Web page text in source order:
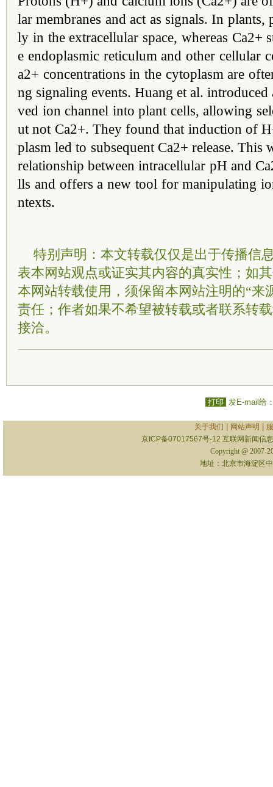
lar membranes and act as signals. In plants,
ly in the extracellular space, whereas Ca2+
e endoplasmic reticulum and other cellular
a2+ concentrations in the cytoplasm are
ng signaling events. Huang et al.
ved ion channel into plant cells, allowing
ut not Ca2+. They found that induction of
plasm led to subsequent Ca2+ release. This
relationship between intracellular pH and
lls and offers a new tool for manipulating
ntexts.
特别声明：本文转载仅仅是出于传播信
表本网站观点或证实其内容的真实性；如
本网站转载使用，须保留本网站注明的“来
责任；作者如果不希望被转载或者联系转
接洽。
打印 发E-mail给
关于我们 网站声明
京ICP备07017567号-12 互联网新闻信
Copyright @ 2007-
地址：北京市海淀区